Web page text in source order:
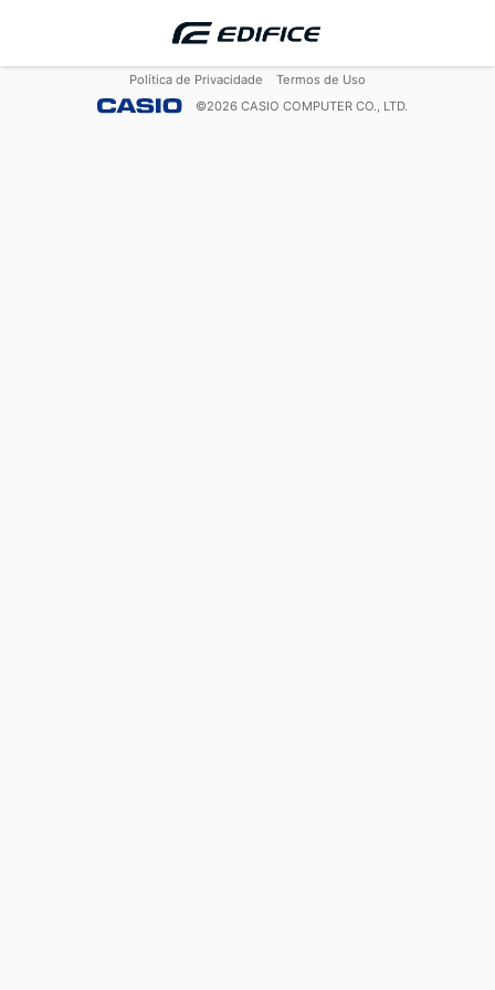
Política de Privacidade
Termos de Uso
©2026 CASIO COMPUTER CO., LTD.